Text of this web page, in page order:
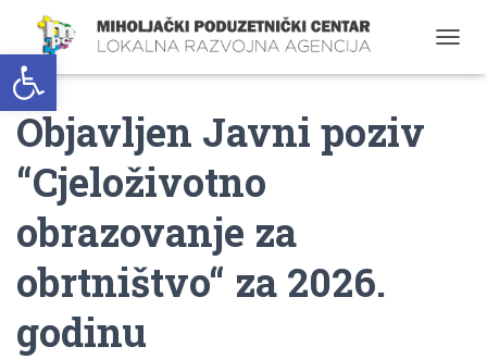
Open toolbar
O
Objavljen Javni poziv
“Cjeloživotno
obrazovanje za
obrtništvo“ za 2026.
godinu